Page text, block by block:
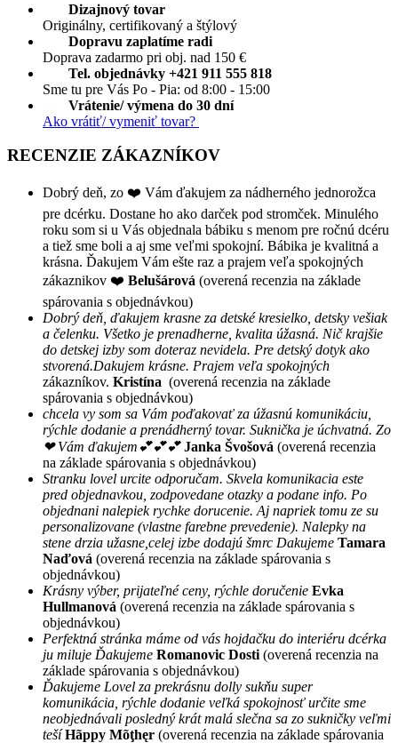
Dizajnový tovar
Originálny, certifikovaný a štýlový
Dopravu zaplatíme radi
Doprava zadarmo pri obj. nad 150 €
Tel. objednávky +421 911 555 818
Sme tu pre Vás Po - Pia: od 8:00 - 15:00
Vrátenie/ výmena do 30 dní
Ako vrátiť/ vymeniť tovar?
RECENZIE ZÁKAZNÍKOV
Dobrý deň, zo ❤️ Vám ďakujem za nádherného jednorožca
pre dcérku. Dostane ho ako darček pod stromček. Minulého
roku som si u Vás objednala bábiku s menom pre ročnú dcéru
a tiež sme boli a aj sme veľmi spokojní. Bábika je kvalitná a
krásna. Ďakujem Vám ešte raz a prajem veľa spokojných
zákaznikov ❤️ Belušárová (overená recenzia na základe
spárovania s objednávkou)
Dobrý deň, ďakujem krasne za detské kresielko, detsky vešiak
a čelenku. Všetko je prenadherne, kvalita úžasná. Nič krajšie
do detskej izby som doteraz nevidela. Pre detský dotyk ako
stvorená.Dakujem krásne. Prajem veľa spokojných
zákazníkov. Kristína (overená recenzia na základe
spárovania s objednávkou)
chcela vy som sa Vám poďakovať za úžasnú komunikáciu,
rýchle dodanie a prenádherný tovar. Suknička je úchvatná. Zo
❤ Vám ďakujem💕💕💕 Janka Švošová (overená recenzia
na základe spárovania s objednávkou)
Stranku lovel urcite odporučam. Skvela komunikacia este
pred objednavkou, zodpovedane otazky a podane info. Po
objednani nalepiek rychke dorucenie. Aj napriek tomu ze su
personalizovane (vlastne farebne prevedenie). Nalepky na
stene drzia užasne,celej izbe dodajú šmrc Dakujeme Tamara
Naďová (overená recenzia na základe spárovania s
objednávkou)
Krásny výber, prijateľné ceny, rýchle doručenie Evka
Hullmanová (overená recenzia na základe spárovania s
objednávkou)
Perfektná stránka máme od vás hojdačku do interiéru dcérka
ju miluje Ďakujeme Romanovic Dosti (overená recenzia na
základe spárovania s objednávkou)
Ďakujeme Lovel za prekrásnu dolly sukňu super
komunikácia, rýchle dodanie veľká spokojnosť určite sme
neobjednávali posledný krát malá slečna sa zo sukničky veľmi
tešíHãppy Mõţhęr (overená recenzia na základe spárovania